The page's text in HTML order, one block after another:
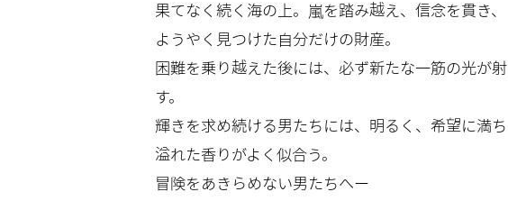
果てなく続く海の上。嵐を踏み越え、信念を貫き、
ようやく見つけた自分だけの財産。
困難を乗り越えた後には、必ず新たな一筋の光が射
す。
輝きを求め続ける男たちには、明るく、希望に満ち
溢れた香りがよく似合う。
冒険をあきらめない男たちへー